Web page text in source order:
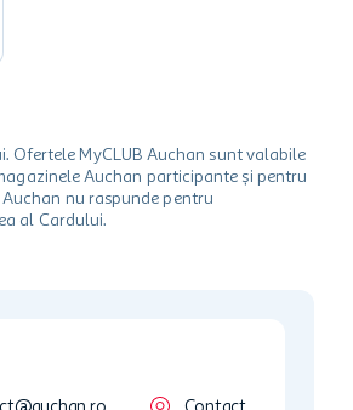
Ofertele MyCLUB Auchan sunt valabile
Auchan participante și pentru
nu raspunde pentru
al Cardului.